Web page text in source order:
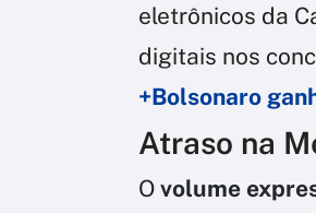
eletrônicos da
digitais nos
+Bolsonaro
Atraso na
O volume